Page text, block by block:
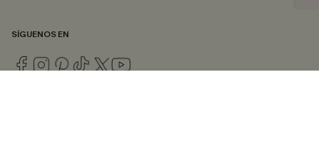
SÍGUENOS EN